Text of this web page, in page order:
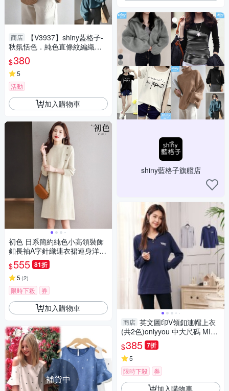
商店
【V3937】shiny藍格子-
秋氛恬色．純色直條紋編織反
摺高領長袖毛衣
$380
5
活動
加入購物車
初色 日系簡約純色小高領裝飾
釦長袖A字針織連衣裙連身洋裝
長洋裝-共3色-39036(F可選)
$555 81折
5 (2)
限時下殺 券
加入購物車
補貨中
shiny藍格子旗艦店
商店 英文圖印V領釦連帽上衣
(共2色)onlyyou 中大尺碼 MIT
台灣製 【A3671】
$385 7折
5
限時下殺
券
加入購物車